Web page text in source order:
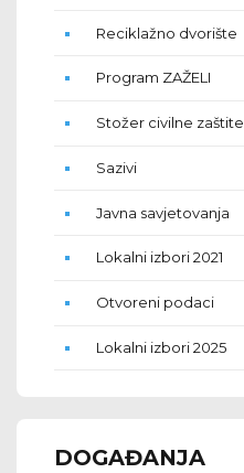
Reciklažno dvorište
Program ZAŽELI
Stožer civilne zaštite
Sazivi
Javna savjetovanja
Lokalni izbori 2021
Otvoreni podaci
Lokalni izbori 2025
DOGAĐANJA